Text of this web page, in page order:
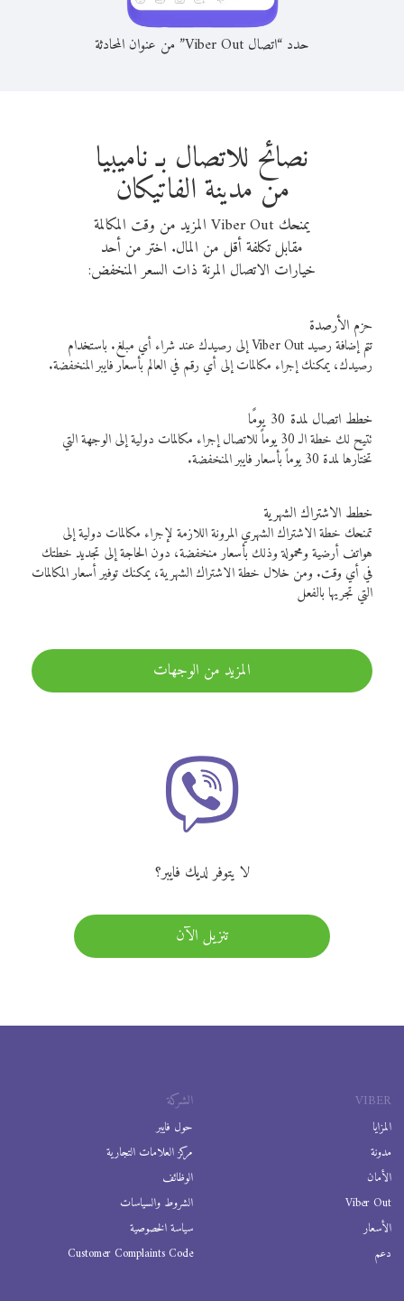
حدد “اتصال Viber Out” من عنوان المحادثة
نصائح للاتصال بـ ناميبيا
من مدينة الفاتيكان
يمنحك Viber Out المزيد من وقت المكالمة
مقابل تكلفة أقل من المال. اختر من أحد
خيارات الاتصال المرنة ذات السعر المنخفض:
حزم الأرصدة
تتم إضافة رصيد Viber Out إلى رصيدك عند شراء أي مبلغ. باستخدام
رصيدك، يمكنك إجراء مكالمات إلى أي رقم في العالم بأسعار فايبر المنخفضة.
خطط اتصال لمدة 30 يومًا
تتيح لك خطة الـ 30 يوماً للاتصال إجراء مكالمات دولية إلى الوجهة التي
تختارها لمدة 30 يوماً بأسعار فايبر المنخفضة.
خطط الاشتراك الشهرية
تمنحك خطة الاشتراك الشهري المرونة اللازمة لإجراء مكالمات دولية إلى
هواتف أرضية ومحمولة وذلك بأسعار منخفضة، دون الحاجة إلى تجديد خطتك
في أي وقت. ومن خلال خطة الاشتراك الشهرية، يمكنك توفير أسعار المكالمات
التي تجريها بالفعل
المزيد من الوجهات
لا يتوفر لديك فايبر؟
تنزيل الآن
VIBER
المزايا
مدونة
الأمان
Viber Out
الأسعار
دعم
الشركة
حول فايبر
مركز العلامات التجارية
الوظائف
الشروط والسياسات
سياسة الخصوصية
Customer Complaints Code